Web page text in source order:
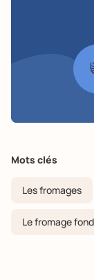
Mots clés
Les fromages
Le fromage